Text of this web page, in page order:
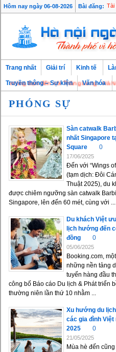
Hôm nay ngày 06-08-2026 Bài đăng: Tài
bạn đến với Thăng Long - Hà Nội,
Trang nhất Giải trí Kinh tế
Truyền thông – Sự kiện Văn hóa
PHÓNG SỰ
Sàn catwalk
nhất Singapore
Square
0
17/06/2025
Đến với “Wings
(tạm dịch: Đôi
Thuật 2025), du
được chiêm ngưỡng sàn catwalk
Singapore, lên đến 60 mét, cùng với ...
Du khách Việt
lịch hướng đến
đồng
0
05/06/2025
Booking.com,
những nền tảng
tuyến hàng đầu
công bố Báo cáo Du lịch & Phát triển
thường niên lần thứ 10 nhằm ...
Xu hướng du
các gia đình Việt
2025
0
21/05/2025
Mùa hè đến